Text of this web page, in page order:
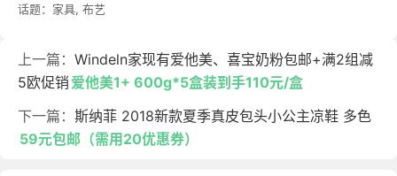
话题： 家具, 布艺
上一篇： Windeln家现有爱他美、喜宝奶粉包邮+满2组减
5欧促销 爱他美1+ 600g*5盒装到手110元/盒
下一篇： 斯纳菲 2018新款夏季真皮包头小公主凉鞋 多色
59元包邮（需用20优惠券）